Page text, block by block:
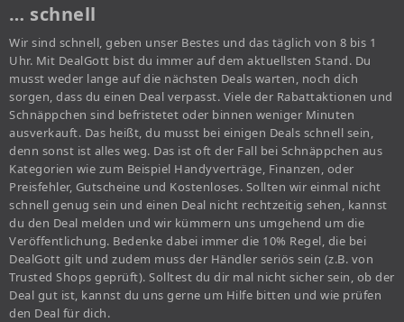
… schnell
Wir sind schnell, geben unser Bestes und das täglich von 8 bis 1
Uhr. Mit DealGott bist du immer auf dem aktuellsten Stand. Du
musst weder lange auf die nächsten Deals warten, noch dich
sorgen, dass du einen Deal verpasst. Viele der Rabattaktionen und
Schnäppchen sind befristetet oder binnen weniger Minuten
ausverkauft. Das heißt, du musst bei einigen Deals schnell sein,
denn sonst ist alles weg. Das ist oft der Fall bei Schnäppchen aus
Kategorien wie zum Beispiel Handyverträge, Finanzen, oder
Preisfehler, Gutscheine und Kostenloses. Sollten wir einmal nicht
schnell genug sein und einen Deal nicht rechtzeitig sehen, kannst
du den Deal melden und wir kümmern uns umgehend um die
Veröffentlichung. Bedenke dabei immer die 10% Regel, die bei
DealGott gilt und zudem muss der Händler seriös sein (z.B. von
Trusted Shops geprüft). Solltest du dir mal nicht sicher sein, ob der
Deal gut ist, kannst du uns gerne um Hilfe bitten und wie prüfen
den Deal für dich.